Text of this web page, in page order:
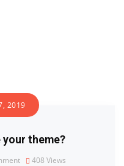
2019
theme?
408 Views